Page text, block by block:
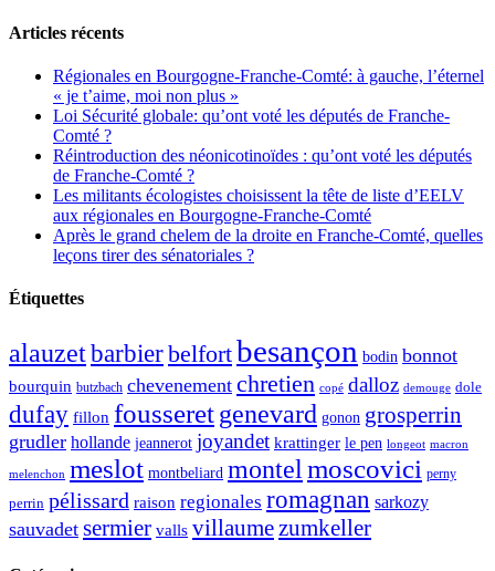
Articles récents
Régionales en Bourgogne-Franche-Comté: à gauche, l’éternel
« je t’aime, moi non plus »
Loi Sécurité globale: qu’ont voté les députés de Franche-
Comté ?
Réintroduction des néonicotinoïdes : qu’ont voté les députés
de Franche-Comté ?
Les militants écologistes choisissent la tête de liste d’EELV
aux régionales en Bourgogne-Franche-Comté
Après le grand chelem de la droite en Franche-Comté, quelles
leçons tirer des sénatoriales ?
Étiquettes
alauzetbarbierbelfortbesançon bodin bonnot
bourquin butzbach chevenement chretien copé dalloz demouge dole
dufay fillon fousseretgenevard gonon grosperrin
grudler hollande jeannerot joyandet krattinger le pen longeot macron
melenchon meslot montbeliard montel moscovici perny
perrin pélissard raison regionales romagnan sarkozy
sauvadet sermier valls villaume zumkeller